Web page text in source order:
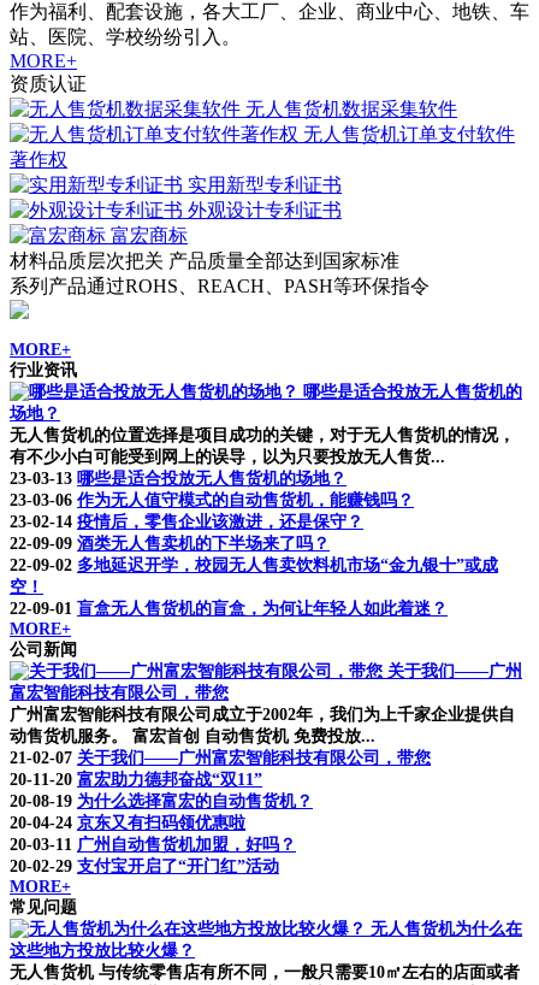
作为福利、配套设施，各大工厂、企业、商业中心、地铁、车
站、医院、学校纷纷引入。
MORE+
资质认证
无人售货机数据采集软件
无人售货机订单支付软件
著作权
实用新型专利证书
外观设计专利证书
富宏商标
材料品质层次把关 产品质量全部达到国家标准
系列产品通过ROHS、REACH、PASH等环保指令
MORE+
行业资讯
哪些是适合投放无人售货机的
场地？
无人售货机的位置选择是项目成功的关键，对于无人售货机的情况，
有不少小白可能受到网上的误导，以为只要投放无人售货...
23-03-13 哪些是适合投放无人售货机的场地？
23-03-06 作为无人值守模式的自动售货机，能赚钱吗？
23-02-14 疫情后，零售企业该激进，还是保守？
22-09-09 酒类无人售卖机的下半场来了吗？
22-09-02 多地延迟开学，校园无人售卖饮料机市场“金九银十”或成
空！
22-09-01 盲盒无人售货机的盲盒，为何让年轻人如此着迷？
MORE+
公司新闻
关于我们——广州
富宏智能科技有限公司，带您
广州富宏智能科技有限公司成立于2002年，我们为上千家企业提供自
动售货机服务。 富宏首创 自动售货机 免费投放...
21-02-07 关于我们——广州富宏智能科技有限公司，带您
20-11-20 富宏助力德邦奋战“双11”
20-08-19 为什么选择富宏的自动售货机？
20-04-24 京东又有扫码领优惠啦
20-03-11 广州自动售货机加盟，好吗？
20-02-29 支付宝开启了“开门红”活动
MORE+
常见问题
无人售货机为什么在
这些地方投放比较火爆？
无人售货机 与传统零售店有所不同，一般只需要10㎡左右的店面或者